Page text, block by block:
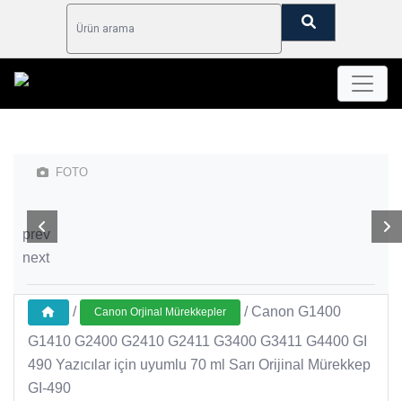
FOTO
Prev Next
prev
next
/ Canon Orjinal Mürekkepler / Canon G1400
G1410 G2400 G2410 G2411 G3400 G3411 G4400 GI
490 Yazıcılar için uyumlu 70 ml Sarı Orijinal Mürekkep
GI-490